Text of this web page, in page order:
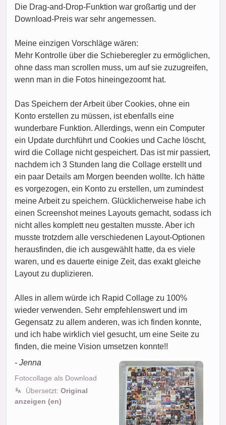
Die Drag-and-Drop-Funktion war großartig und der
Download-Preis war sehr angemessen.
Meine einzigen Vorschläge wären:
Mehr Kontrolle über die Schieberegler zu ermöglichen,
ohne dass man scrollen muss, um auf sie zuzugreifen,
wenn man in die Fotos hineingezoomt hat.
Das Speichern der Arbeit über Cookies, ohne ein
Konto erstellen zu müssen, ist ebenfalls eine
wunderbare Funktion. Allerdings, wenn ein Computer
ein Update durchführt und Cookies und Cache löscht,
wird die Collage nicht gespeichert. Das ist mir passiert,
nachdem ich 3 Stunden lang die Collage erstellt und
ein paar Details am Morgen beenden wollte. Ich hätte
es vorgezogen, ein Konto zu erstellen, um zumindest
meine Arbeit zu speichern. Glücklicherweise habe ich
einen Screenshot meines Layouts gemacht, sodass ich
nicht alles komplett neu gestalten musste. Aber ich
musste trotzdem alle verschiedenen Layout-Optionen
herausfinden, die ich ausgewählt hatte, da es viele
waren, und es dauerte einige Zeit, das exakt gleiche
Layout zu duplizieren.
Alles in allem würde ich Rapid Collage zu 100%
wieder verwenden. Sehr empfehlenswert und im
Gegensatz zu allem anderen, was ich finden konnte,
und ich habe wirklich viel gesucht, um eine Seite zu
finden, die meine Vision umsetzen konnte!!
- Jenna
Fotocollage als Download
Übersetzt: Original
anzeigen (en)